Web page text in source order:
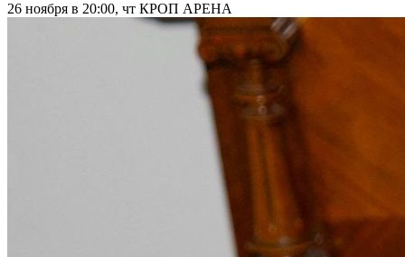
26 ноября в 20:00, чт КРОП АРЕНА